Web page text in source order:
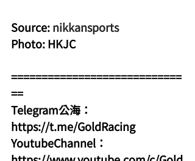
Source: nikkansports
Photo: HKJC
============================
==
Telegram公海：
https://t.me/GoldRacing
YoutubeChannel：